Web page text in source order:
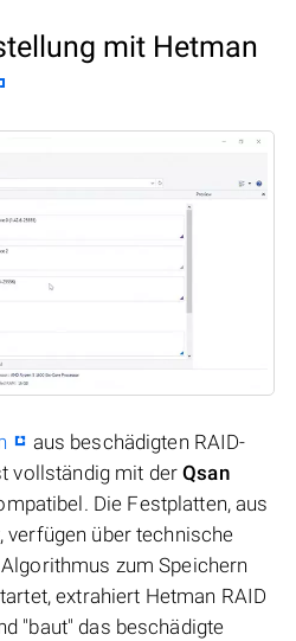
mit Hetman
aus beschädigten RAID-
vollständig mit derQsan
Die Festplatten, aus
verfügen über technische
zum Speichern
extrahiert Hetman RAID
"baut" das beschädigte